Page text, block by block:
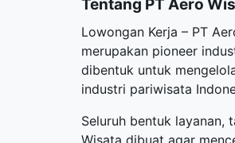
Tentang PT Aero
Lowongan Kerja – PT
merupakan pioneer
dibentuk untuk
industri pariwisata
Seluruh bentuk layanan,
Wisata dibuat agar